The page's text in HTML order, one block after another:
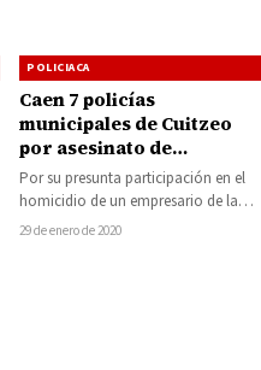
POLICIACA
Caen 7 policías
municipales de Cuitzeo
por asesinato de
comerciante
Por su presunta participación en el
homicidio de un empresario de la
región de Cuitzeo, fueron detenidos
29 de enero de 2020